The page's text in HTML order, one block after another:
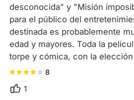
desconocida" y "Misión
para el público del
destinada es probablemente
edad y mayores. Toda la
torpe y cómica, con la
protagonista no tan perfecta,
últimas escenas de lucha son
8
1